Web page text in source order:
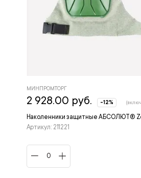
Наколенники защитные АБСОЛЮТ®
Артикул: 211221
МИНПРОМТОРГ
2 928.00 руб. -12%